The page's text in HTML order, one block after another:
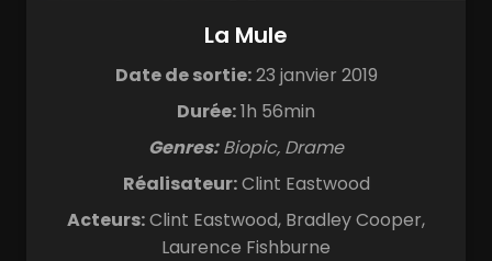
La Mule
Date de sortie:23 janvier 2019
Durée:1h 56min
Genres:Biopic, Drame
Réalisateur:Clint Eastwood
Acteurs:Clint Eastwood, Bradley Cooper,
Laurence Fishburne